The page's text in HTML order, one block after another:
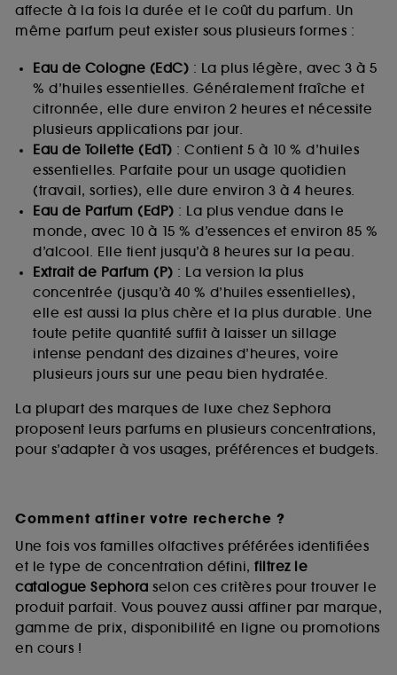
affecte à la fois la durée et le coût du parfum. Un
même parfum peut exister sous plusieurs formes :
Eau de Cologne (EdC) : La plus légère, avec 3 à 5
% d’huiles essentielles. Généralement fraîche et
citronnée, elle dure environ 2 heures et nécessite
plusieurs applications par jour.
Eau de Toilette (EdT) : Contient 5 à 10 % d’huiles
essentielles. Parfaite pour un usage quotidien
(travail, sorties), elle dure environ 3 à 4 heures.
Eau de Parfum (EdP) : La plus vendue dans le
monde, avec 10 à 15 % d’essences et environ 85 %
d’alcool. Elle tient jusqu’à 8 heures sur la peau.
Extrait de Parfum (P) : La version la plus
concentrée (jusqu’à 40 % d’huiles essentielles),
elle est aussi la plus chère et la plus durable. Une
toute petite quantité suffit à laisser un sillage
intense pendant des dizaines d’heures, voire
plusieurs jours sur une peau bien hydratée.
La plupart des marques de luxe chez Sephora
proposent leurs parfums en plusieurs concentrations,
pour s’adapter à vos usages, préférences et budgets.
Comment affiner votre recherche ?
Une fois vos familles olfactives préférées identifiées
et le type de concentration défini, filtrez le
catalogue Sephora selon ces critères pour trouver le
produit parfait. Vous pouvez aussi affiner par marque,
gamme de prix, disponibilité en ligne ou promotions
en cours !